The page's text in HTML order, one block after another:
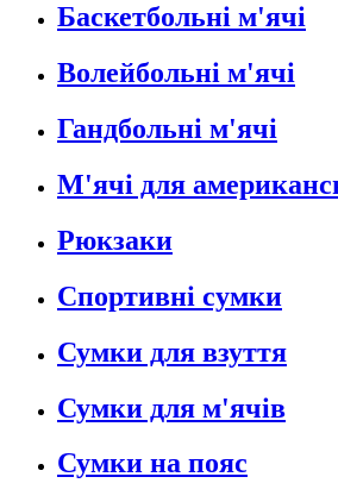
Баскетбольні м'ячі
Волейбольні м'ячі
Гандбольні м'ячі
М'ячі для
Рюкзаки
Спортивні сумки
Сумки для взуття
Сумки для м'ячів
Сумки на пояс